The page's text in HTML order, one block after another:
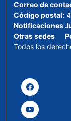
Correo de
Código postal:
Notificaciones
Otras sedes
Todos los